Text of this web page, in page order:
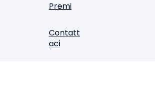
Premi
Contatt
aci